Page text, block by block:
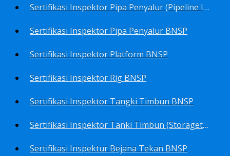
Sertifikasi Inspektor Pipa Penyalur (Pipeline Inspector) BNSP
Sertifikasi Inspektor Pipa Penyalur BNSP
Sertifikasi Inspektor Platform BNSP
Sertifikasi Inspektor Rig BNSP
Sertifikasi Inspektor Tangki Timbun BNSP
Sertifikasi Inspektor Tanki Timbun (Storagetank Inspector) BNSP
Sertifikasi Inspektur Bejana Tekan BNSP